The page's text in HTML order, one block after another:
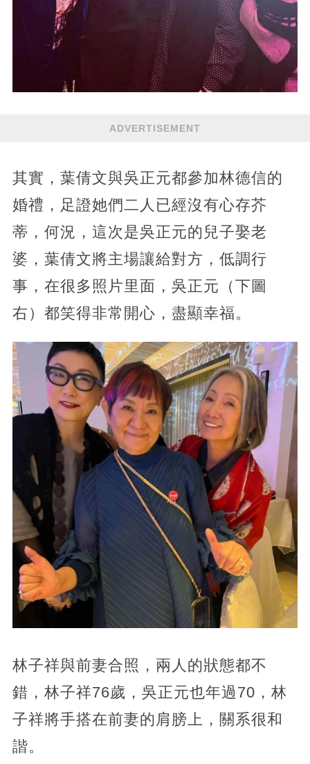
ADVERTISEMENT
其實，葉倩文與吳正元都參加林德信的
婚禮，足證她們二人已經沒有心存芥
蒂，何況，這次是吳正元的兒子娶老
婆，葉倩文將主場讓給對方，低調行
事，在很多照片里面，吳正元（下圖
右）都笑得非常開心，盡顯幸福。
林子祥與前妻合照，兩人的狀態都不
錯，林子祥76歲，吳正元也年過70，林
子祥將手搭在前妻的肩膀上，關系很和
諧。